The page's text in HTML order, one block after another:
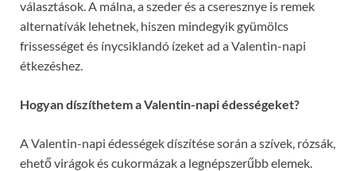
választások. A málna, a szeder és a cseresznye is remek
alternatívák lehetnek, hiszen mindegyik gyümölcs
frissességet és ínycsiklandó ízeket ad a Valentin-napi
étkezéshez.
Hogyan díszíthetem a Valentin-napi édességeket?
A Valentin-napi édességek díszítése során a szívek, rózsák,
ehető virágok és cukormázak a legnépszerűbb elemek.